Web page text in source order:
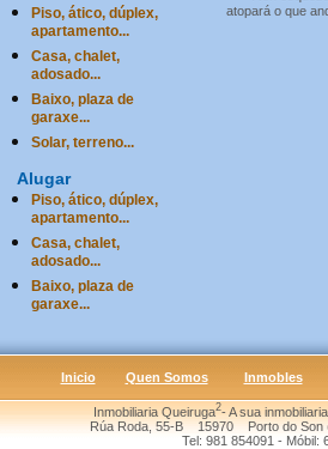
Piso, ático, dúplex,
apartamento...
Casa, chalet,
adosado...
Baixo, plaza de
garaxe...
Solar, terreno...
Alugar
Piso, ático, dúplex,
apartamento...
Casa, chalet,
adosado...
Baixo, plaza de
garaxe...
atopará o que
Inicio Quen Somos Inmobles
Inmobiliaria Queiruga2- A sua
Rúa Roda, 55-B 15970 Porto do Son
Tel: 981 854091 - Móbil: